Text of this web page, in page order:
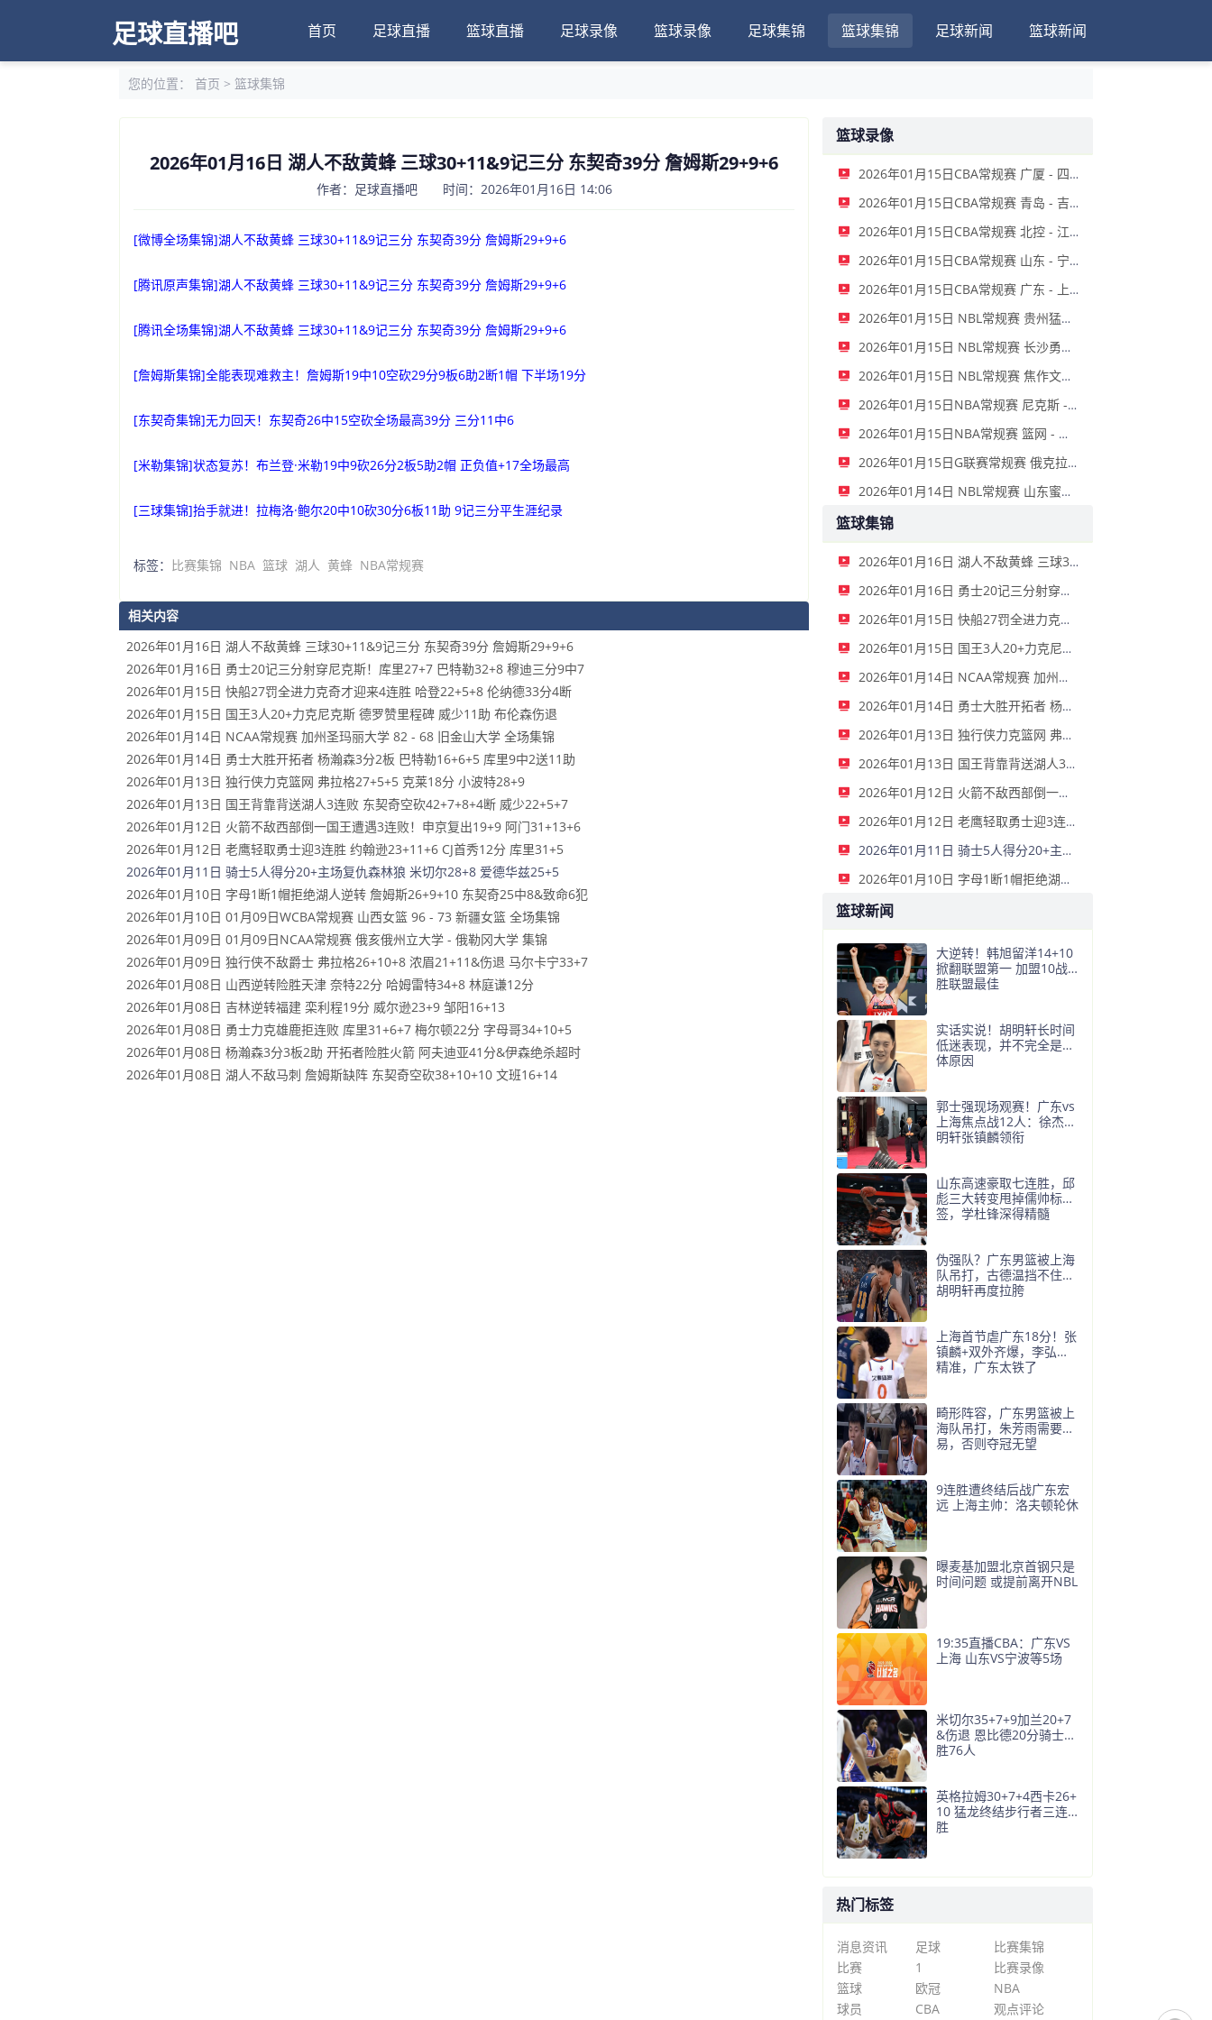
足球直播吧 首页 足球直播 篮球直播 足球录像 篮球录像 足球集锦 篮球集锦 足球新闻 篮球新闻
您的位置： 首页 > 篮球集锦
2026年01月16日 湖人不敌黄蜂 三球30+11&9记三分 东契奇39分 詹姆斯29+9+6
作者：足球直播吧 时间：2026年01月16日 14:06
[微博全场集锦]湖人不敌黄蜂 三球30+11&9记三分 东契奇39分 詹姆斯29+9+6
[腾讯原声集锦]湖人不敌黄蜂 三球30+11&9记三分 东契奇39分 詹姆斯29+9+6
[腾讯全场集锦]湖人不敌黄蜂 三球30+11&9记三分 东契奇39分 詹姆斯29+9+6
[詹姆斯集锦]全能表现难救主！詹姆斯19中10空砍29分9板6助2断1帽 下半场19分
[东契奇集锦]无力回天！东契奇26中15空砍全场最高39分 三分11中6
[米勒集锦]状态复苏！布兰登·米勒19中9砍26分2板5助2帽 正负值+17全场最高
[三球集锦]抬手就进！拉梅洛·鲍尔20中10砍30分6板11助 9记三分平生涯纪录
标签： 比赛集锦 NBA 篮球 湖人 黄蜂 NBA常规赛
相关内容
2026年01月16日 湖人不敌黄蜂 三球30+11&9记三分 东契奇39分 詹姆斯29+9+6
2026年01月16日 勇士20记三分射穿尼克斯！库里27+7 巴特勒32+8 穆迪三分9中7
2026年01月15日 快船27罚全进力克奇才迎来4连胜 哈登22+5+8 伦纳德33分4断
2026年01月15日 国王3人20+力克尼克斯 德罗赞里程碑 威少11助 布伦森伤退
2026年01月14日 NCAA常规赛 加州圣玛丽大学 82 - 68 旧金山大学 全场集锦
2026年01月14日 勇士大胜开拓者 杨瀚森3分2板 巴特勒16+6+5 库里9中2送11助
2026年01月13日 独行侠力克篮网 弗拉格27+5+5 克莱18分 小波特28+9
2026年01月13日 国王背靠背送湖人3连败 东契奇空砍42+7+8+4断 威少22+5+7
2026年01月12日 火箭不敌西部倒一国王遭遇3连败！申京复出19+9 阿门31+13+6
2026年01月12日 老鹰轻取勇士迎3连胜 约翰逊23+11+6 CJ首秀12分 库里31+5
2026年01月11日 骑士5人得分20+主场复仇森林狼 米切尔28+8 爱德华兹25+5
2026年01月10日 字母1断1帽拒绝湖人逆转 詹姆斯26+9+10 东契奇25中8&致命6犯
2026年01月10日 01月09日WCBA常规赛 山西女篮 96 - 73 新疆女篮 全场集锦
2026年01月09日 01月09日NCAA常规赛 俄亥俄州立大学 - 俄勒冈大学 集锦
2026年01月09日 独行侠不敌爵士 弗拉格26+10+8 浓眉21+11&伤退 马尔卡宁33+7
2026年01月08日 山西逆转险胜天津 奈特22分 哈姆雷特34+8 林庭谦12分
2026年01月08日 吉林逆转福建 栾利程19分 威尔逊23+9 邹阳16+13
2026年01月08日 勇士力克雄鹿拒连败 库里31+6+7 梅尔顿22分 字母哥34+10+5
2026年01月08日 杨瀚森3分3板2助 开拓者险胜火箭 阿夫迪亚41分&伊森绝杀超时
2026年01月08日 湖人不敌马刺 詹姆斯缺阵 东契奇空砍38+10+10 文班16+14
篮球录像
2026年01月15日CBA常规赛 广厦 - 四川 全场录像
2026年01月15日CBA常规赛 青岛 - 吉林 全场录像
2026年01月15日CBA常规赛 北控 - 江苏 全场录像
2026年01月15日CBA常规赛 山东 - 宁波 全场录像
2026年01月15日CBA常规赛 广东 - 上海 全场录像
2026年01月15日 NBL常规赛 贵州猛龙 VS 合肥狂风 全场录像
2026年01月15日 NBL常规赛 长沙勇胜 VS 安徽皖江龙 全场录像
2026年01月15日 NBL常规赛 焦作文旅 VS 香港金牛 全场录像
2026年01月15日NBA常规赛 尼克斯 - 国王 全场录像
2026年01月15日NBA常规赛 篮网 - 鹈鹕 全场录像
2026年01月15日G联赛常规赛 俄克拉荷马城蓝 - 撕裂之城混音 全场录像
2026年01月14日 NBL常规赛 山东蜜獾 VS 上海玄鸟 全场录像
篮球集锦
2026年01月16日 湖人不敌黄蜂 三球30+11&9记三分 东契奇39分 詹姆斯29+9+6
2026年01月16日 勇士20记三分射穿尼克斯！库里27+7 巴特勒32+8 穆迪三分9中7
2026年01月15日 快船27罚全进力克奇才迎来4连胜 哈登22+5+8 伦纳德33分4断
2026年01月15日 国王3人20+力克尼克斯 德罗赞里程碑 威少11助 布伦森伤退
2026年01月14日 NCAA常规赛 加州圣玛丽大学 82 - 68 旧金山大学 全场集锦
2026年01月14日 勇士大胜开拓者 杨瀚森3分2板 巴特勒16+6+5 库里9中2送11助
2026年01月13日 独行侠力克篮网 弗拉格27+5+5 克莱18分 小波特28+9
2026年01月13日 国王背靠背送湖人3连败 东契奇空砍42+7+8+4断 威少22+5+7
2026年01月12日 火箭不敌西部倒一国王遭遇3连败！申京复出19+9 阿门31+13+6
2026年01月12日 老鹰轻取勇士迎3连胜 约翰逊23+11+6 CJ首秀12分 库里31+5
2026年01月11日 骑士5人得分20+主场复仇森林狼 米切尔28+8 爱德华兹25+5
2026年01月10日 字母1断1帽拒绝湖人逆转 詹姆斯26+9+10 东契奇25中8&致命6犯
篮球新闻
大逆转！韩旭留洋14+10
掀翻联盟第一 加盟10战9
胜联盟最佳
实话实说！胡明轩长时间
低迷表现，并不完全是身
体原因
郭士强现场观赛！广东vs
上海焦点战12人：徐杰胡
明轩张镇麟领衔
山东高速豪取七连胜，邱
彪三大转变甩掉儒帅标
签，学杜锋深得精髓
伪强队？广东男篮被上海
队吊打，古德温挡不住，
胡明轩再度拉胯
上海首节虐广东18分！张
镇麟+双外齐爆，李弘权
精准，广东太铁了
畸形阵容，广东男篮被上
海队吊打，朱芳雨需要交
易，否则夺冠无望
9连胜遭终结后战广东宏
远 上海主帅：洛夫顿轮休
曝麦基加盟北京首钢只是
时间问题 或提前离开NBL
19:35直播CBA：广东VS
上海 山东VS宁波等5场
米切尔35+7+9加兰20+7
&伤退 恩比德20分骑士大
胜76人
英格拉姆30+7+4西卡26+
10 猛龙终结步行者三连
胜
热门标签
消息资讯 足球
比赛集锦
比赛
1
比赛录像
篮球
欧冠
NBA
球员
CBA 观点评论